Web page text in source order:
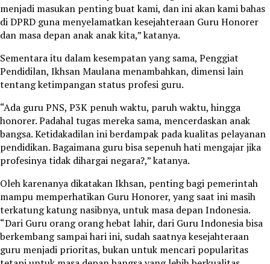
menjadi masukan penting buat kami, dan ini akan kami bahas
di DPRD guna menyelamatkan kesejahteraan Guru Honorer
dan masa depan anak anak kita,” katanya.
Sementara itu dalam kesempatan yang sama, Penggiat
Pendidilan, Ikhsan Maulana menambahkan, dimensi lain
tentang ketimpangan status profesi guru.
“Ada guru PNS, P3K penuh waktu, paruh waktu, hingga
honorer. Padahal tugas mereka sama, mencerdaskan anak
bangsa. Ketidakadilan ini berdampak pada kualitas pelayanan
pendidikan. Bagaimana guru bisa sepenuh hati mengajar jika
profesinya tidak dihargai negara?,” katanya.
Oleh karenanya dikatakan Ikhsan, penting bagi pemerintah
mampu memperhatikan Guru Honorer, yang saat ini masih
terkatung katung nasibnya, untuk masa depan Indonesia.
“Dari Guru orang orang hebat lahir, dari Guru Indonesia bisa
berkembang sampai hari ini, sudah saatnya kesejahteraan
guru menjadi prioritas, bukan untuk mencari popularitas